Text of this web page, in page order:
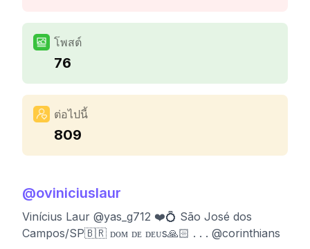
โพสต์
76
ต่อไปนี้
809
@oviniciuslaur
Vinícius Laur @yas_g712 ❤️💍 São José dos
Campos/SP🇧🇷 ᴅᴏᴍ ᴅᴇ ᴅᴇᴜs🙏🏻 . . . @corinthians